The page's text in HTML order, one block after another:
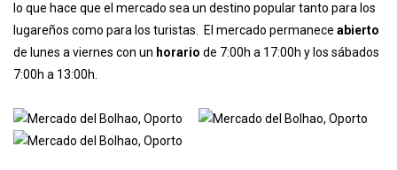
los años. Aquí encontramos gran cantidad de productos frescos,
carnes, pescados, frutas y verduras así como puestos de comida
en la que degustar productos locales. Además de los puestos de
alimentos, también hay tiendas que venden artesanía y recuerdos,
lugareños como para los turistas. El mercado permaneceabierto
de lunes a viernes con unhorario